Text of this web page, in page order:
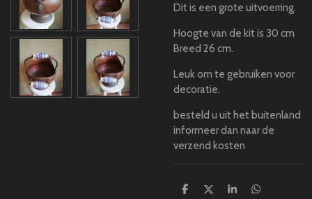
Dit is een grote uitvoerring.
Hoogte van de kit is 30 cm
Breed 26 cm.
Leuk om te gebruiken voor
decoratie.
besteld u uit het buitenland
informeer dan naar de
verzend kosten
D
D
S
D